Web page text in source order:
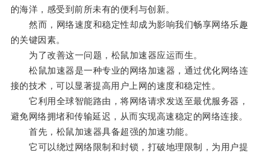
的海洋，感受到前所未有的便利与创新。
然而，网络速度和稳定性却成为影响我们畅享网络乐趣
的关键因素。
为了改善这一问题，松鼠加速器应运而生。
松鼠加速器是一种专业的网络加速器，通过优化网络连
接的技术，可以显著提高用户上网的速度和稳定性。
它利用全球智能路由，将网络请求发送至最优服务器，
避免网络拥堵和传输延迟，从而实现高速稳定的网络连接。
首先，松鼠加速器具备超强的加速功能。
它可以绕过网络限制和封锁，打破地理限制，为用户提